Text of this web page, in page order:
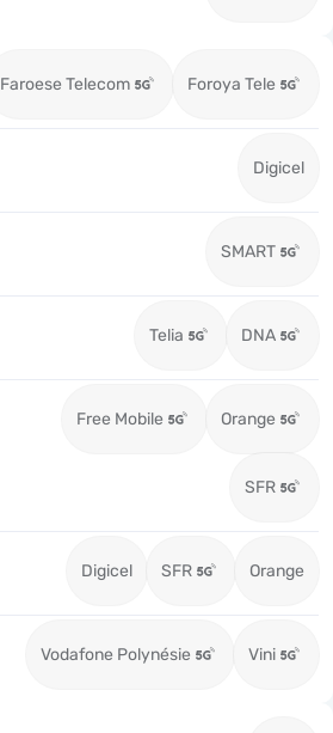
Faroese Telecom Foroya Tele
Digicel
SMART
Telia DNA
Free Mobile Orange
SFR
Digicel SFR Orange
Vodafone Polynésie Vini